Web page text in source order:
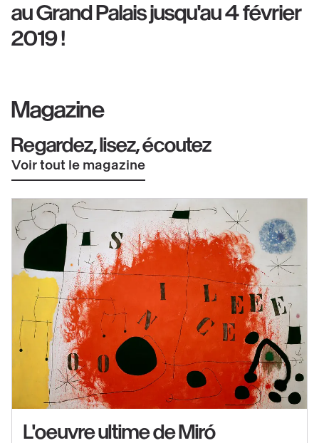
au Grand Palais jusqu'au 4 février
2019 !
Magazine
Regardez, lisez, écoutez
Voir tout le magazine
VoirL'oeuvre ultime de Miró